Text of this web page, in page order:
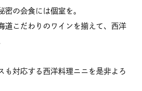
密の会食には個室を。
道こだわりのワインを揃えて、西洋
も対応する西洋料理ニニを是非よろ